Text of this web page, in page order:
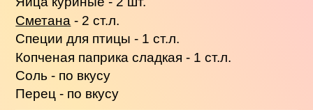
Сметана - 2 ст.л.
Специи для птицы - 1 ст.л.
Копченая паприка сладкая - 1 ст.л.
Соль - по вкусу
Перец - по вкусу